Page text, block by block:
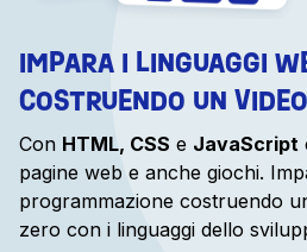
IMPARA I LINGUAGGI
COSTRUENDO UN
Con HTML, CSS e JavaScript
pagine web e anche giochi.
programmazione costruendo
zero con i linguaggi dello